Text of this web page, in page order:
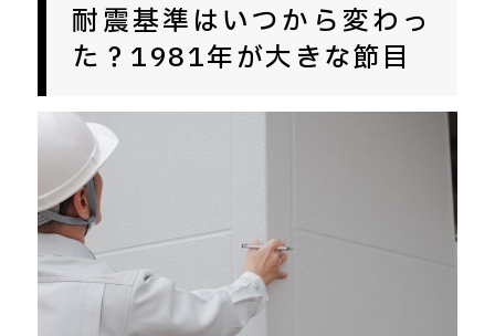
耐震基準はいつから変わっ
た？1981年が大きな節目